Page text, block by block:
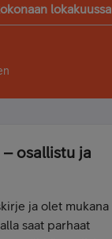
lokakuussa
osallistu ja
ja olet mukana
saat parhaat